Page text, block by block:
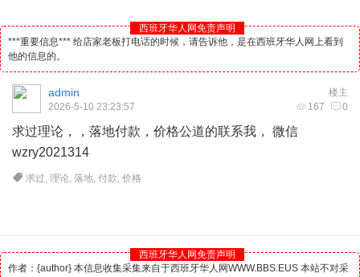
西班牙华人网免责声明
***重要信息*** 给店家老板打电话的时候，请告诉他，是在西班牙华人网上看到
他的信息的。
楼主
admin
167 0
2026-5-10 23:23:57
求过理论，，落地付款，价格公道的联系我， 微信
wzry2021314
求过,理论,落地,付款,价格
西班牙华人网免责声明
作者：{author} 本信息收集采集来自于西班牙华人网WWW.BBS.EUS 本站不对采